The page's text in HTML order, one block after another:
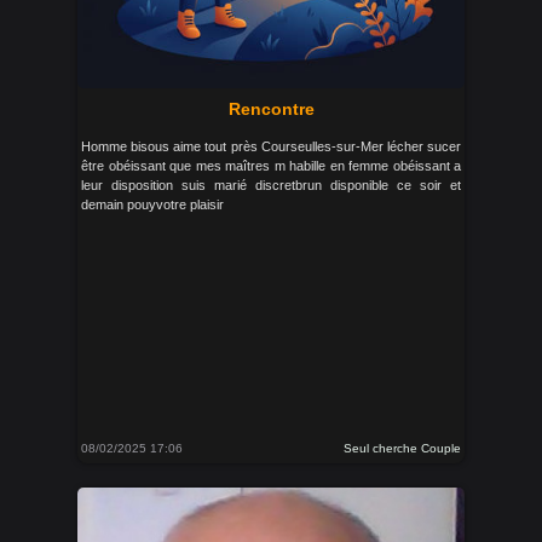
Rencontre
Homme bisous aime tout près Courseulles-sur-Mer lécher sucer
être obéissant que mes maîtres m habille en femme obéissant a
leur disposition suis marié discretbrun disponible ce soir et
demain pouyvotre plaisir
08/02/2025 17:06 Seul cherche Couple